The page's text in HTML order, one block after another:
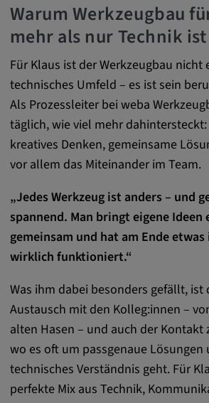
Warum Werkzeugbau
mehr als nur Technik ist
Für Klaus ist der Werkzeugbau nicht
technisches Umfeld – es ist sein
Als Prozessleiter bei weba
täglich, wie viel mehr
kreatives Denken, gemeinsame
vor allem das Miteinander im Team.
„Jedes Werkzeug ist anders – und
spannend. Man bringt eigene
gemeinsam und hat am Ende
wirklich funktioniert.“
Was ihm dabei besonders gefällt, ist
Austausch mit den Kolleg:innen –
alten Hasen – und auch der Kontakt
wo es oft um passgenaue Lösungen
technisches Verständnis geht. Für
perfekte Mix aus Technik,
_vis_opt_exp_140_combi,
_uetvid, ajs_anonymous_id,
_vwo_uuid_v2, _ga,
_cfuvid,
apple_analytics, _clck,
Anbieter:
matterport.com
Zweck:
Diese Cookies werden von
dienen der Analyse von
Benutzerinteraktionen, der
Verhaltens auf
und/oder der Bereitstellung
Alle externe Medien
Externe Medien
Zweck: